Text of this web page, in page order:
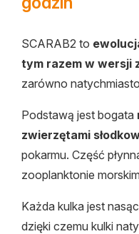
SCARAB2 to
tym razem w wersji
zarówno
Podstawą jest bogata
zwierzętami
pokarmu. Część
zooplanktonie
Każda kulka jest
dzięki czemu kulki